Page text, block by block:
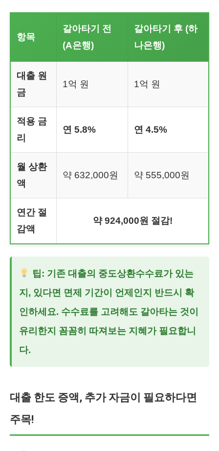
항목
갈아타기 전
(A은행)
갈아타기 후 (하
나은행)
대출 원
금
1억 원 1억 원
적용 금
리
연 5.8% 연 4.5%
월 상환
액
약 632,000원 약 555,000원
연간 절
감액
약 924,000원 절감!
팁: 기존 대출의 중도상환수수료가 있는
지, 있다면 면제 기간이 언제인지 반드시 확
인하세요. 수수료를 고려해도 갈아타는 것이
유리한지 꼼꼼히 따져보는 지혜가 필요합니
다.
대출 한도 증액, 추가 자금이 필요하다면
주목!